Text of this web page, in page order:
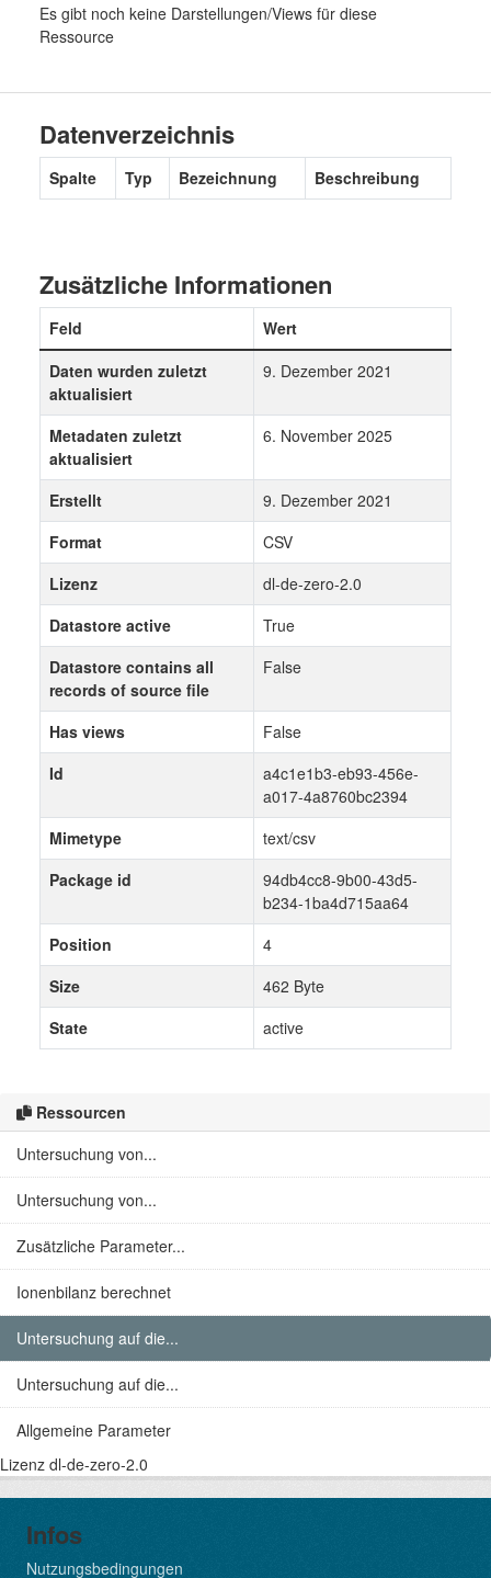
Es gibt noch keine Darstellungen/Views für diese
Ressource
Ressourcen
Untersuchung von...
Untersuchung von...
Zusätzliche Parameter...
Ionenbilanz berechnet
Untersuchung auf die...
Untersuchung auf die...
Allgemeine Parameter
Lizenz dl-de-zero-2.0
Datenverzeichnis
Spalte Typ Bezeichnung Beschreibung
Zusätzliche Informationen
Feld
Wert
Daten wurden zuletzt
aktualisiert
9. Dezember 2021
Metadaten zuletzt
aktualisiert
6. November 2025
Erstellt
9. Dezember 2021
Format
CSV
Lizenz
dl-de-zero-2.0
Datastore active
True
Datastore contains all
records of source file
False
Has views
False
Id
a4c1e1b3-eb93-456e-
a017-4a8760bc2394
Mimetype
text/csv
Package id
94db4cc8-9b00-43d5-
b234-1ba4d715aa64
Position
4
Size
462 Byte
State
active
Infos
Nutzungsbedingungen